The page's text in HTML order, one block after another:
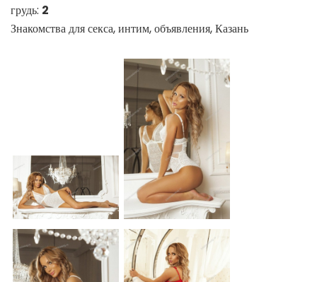
грудь: 2
Знакомства для секса, интим, объявления, Казань